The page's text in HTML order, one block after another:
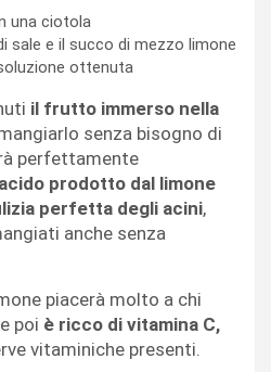
una ciotola
sale e il succo di mezzo limone
ottenuta
il frutto immerso nella
senza bisogno di
perfettamente
prodotto dal limone
perfetta degli acini,
anche senza
piacerà molto a chi
poi è ricco di vitamina C,
vitaminiche presenti.